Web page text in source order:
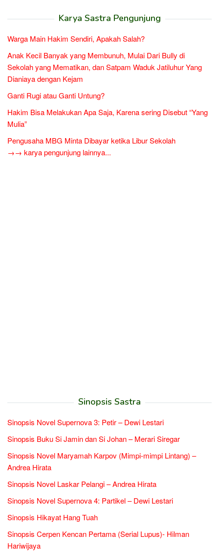
Karya Sastra Pengunjung
Warga Main Hakim Sendiri, Apakah Salah?
Anak Kecil Banyak yang Membunuh, Mulai Dari Bully di
Sekolah yang Mematikan, dan Satpam Waduk Jatiluhur Yang
Dianiaya dengan Kejam
Ganti Rugi atau Ganti Untung?
Hakim Bisa Melakukan Apa Saja, Karena sering Disebut “Yang
Mulia”
Pengusaha MBG Minta Dibayar ketika Libur Sekolah
→→ karya pengunjung lainnya...
Sinopsis Sastra
Sinopsis Novel Supernova 3: Petir – Dewi Lestari
Sinopsis Buku Si Jamin dan Si Johan – Merari Siregar
Sinopsis Novel Maryamah Karpov (Mimpi-mimpi Lintang) –
Andrea Hirata
Sinopsis Novel Laskar Pelangi – Andrea Hirata
Sinopsis Novel Supernova 4: Partikel – Dewi Lestari
Sinopsis Hikayat Hang Tuah
Sinopsis Cerpen Kencan Pertama (Serial Lupus)- Hilman
Hariwijaya